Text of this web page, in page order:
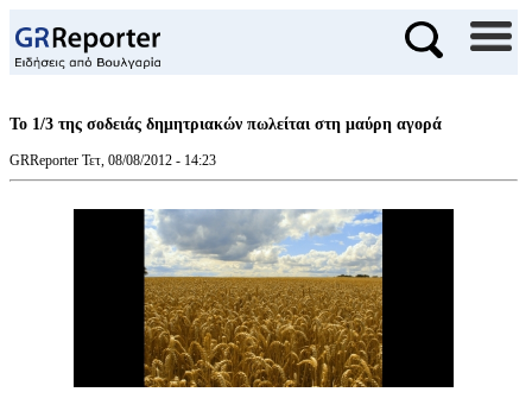
Το 1/3 της σοδειάς δημητριακών πωλείται στη μαύρη αγορά
GRReporter Τετ, 08/08/2012 - 14:23